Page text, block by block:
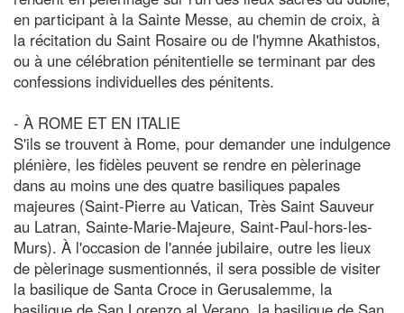
en participant à la Sainte Messe, au chemin de croix, à
la récitation du Saint Rosaire ou de l'hymne Akathistos,
ou à une célébration pénitentielle se terminant par des
confessions individuelles des pénitents.
- À ROME ET EN ITALIE
S'ils se trouvent à Rome, pour demander une indulgence
plénière, les fidèles peuvent se rendre en pèlerinage
dans au moins une des quatre basiliques papales
majeures (Saint-Pierre au Vatican, Très Saint Sauveur
au Latran, Sainte-Marie-Majeure, Saint-Paul-hors-les-
Murs). À l'occasion de l'année jubilaire, outre les lieux
de pèlerinage susmentionnés, il sera possible de visiter
la basilique de Santa Croce in Gerusalemme, la